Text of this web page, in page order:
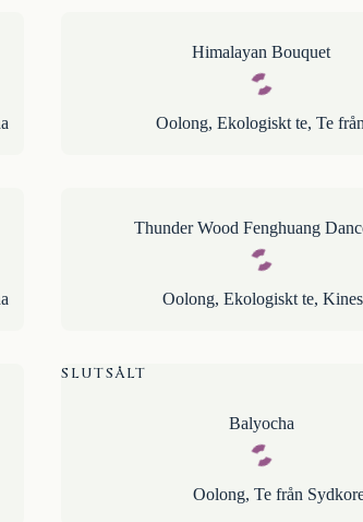
Himalayan Bouquet
Oolong, Ekologiskt te, Te
Thunder Wood Fenghuang
Oolong,Ekologiskt te,
SLUTSÅLT
Balyocha
Oolong,Te från